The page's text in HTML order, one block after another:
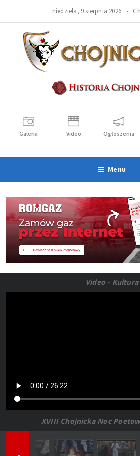
niedziela, 9 sierpnia 2026 •
Galeria Video Ogłoszenia
Menu
Video - Kultura
XVIII Chojnicka Noc